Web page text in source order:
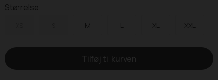
Størrelse
M L XL XXL